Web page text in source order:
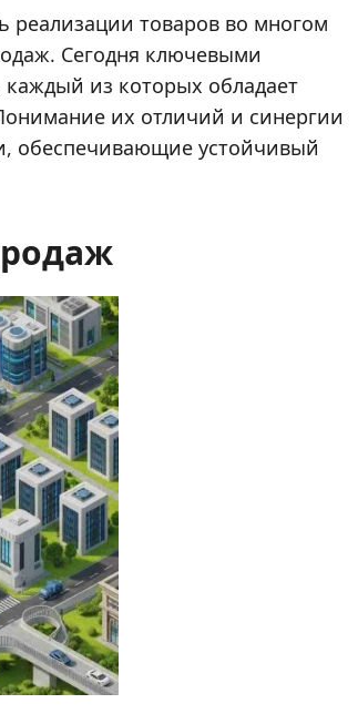
реализации товаров во многом
Сегодня ключевыми
из которых обладает
их отличий и синергии
обеспечивающие устойчивый